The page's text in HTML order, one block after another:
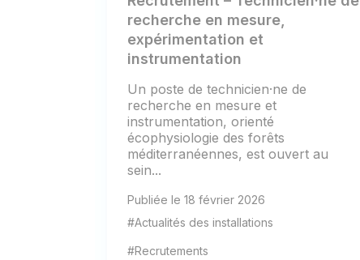
recherche en mesure,
expérimentation et
instrumentation
Un poste de technicien·ne de
recherche en mesure et
instrumentation, orienté
écophysiologie des forêts
méditerranéennes, est ouvert au
sein...
Publiée le 18 février 2026
#Actualités des installations
#Recrutements